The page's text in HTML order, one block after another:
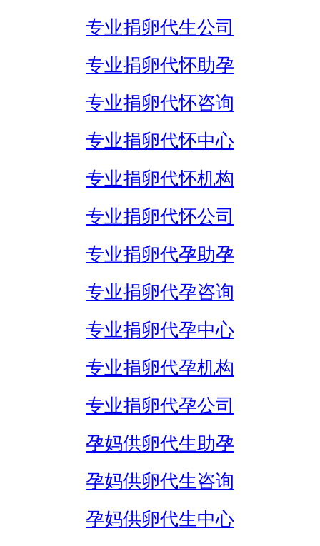
专业捐卵代生公司
专业捐卵代怀助孕
专业捐卵代怀咨询
专业捐卵代怀中心
专业捐卵代怀机构
专业捐卵代怀公司
专业捐卵代孕助孕
专业捐卵代孕咨询
专业捐卵代孕中心
专业捐卵代孕机构
专业捐卵代孕公司
孕妈供卵代生助孕
孕妈供卵代生咨询
孕妈供卵代生中心